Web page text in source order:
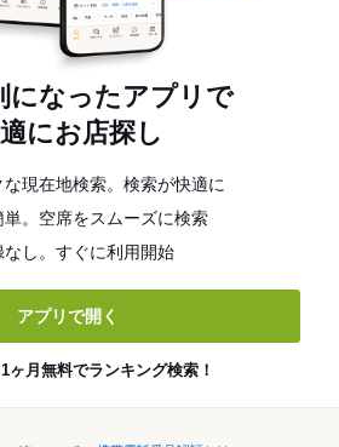
になったアプリで
にお店探し
な現在地検索。検索が快適に
単。空席をスムーズに検索
なし。すぐに利用開始
アプリで開く
ヶ月無料でランキング検索！